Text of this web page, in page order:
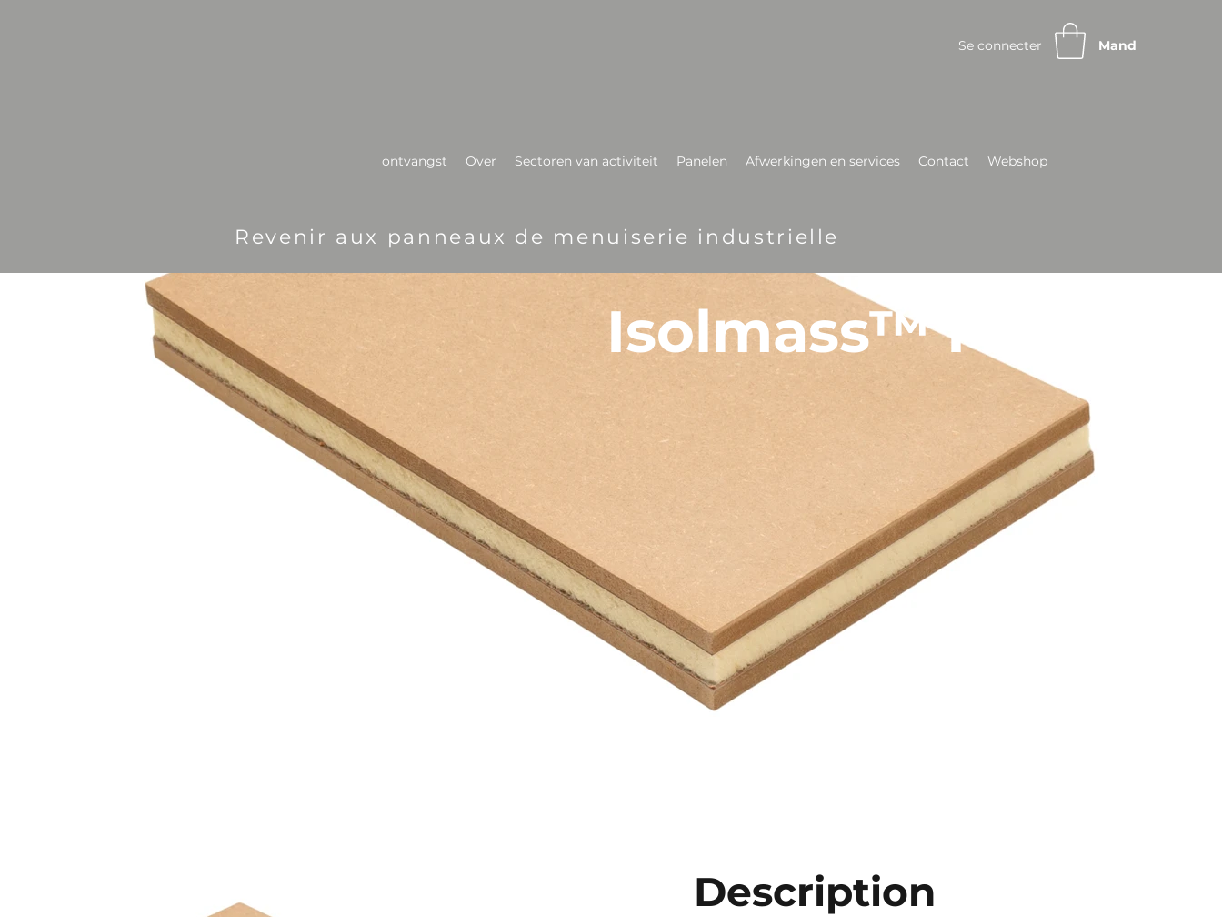
Se connecter Mand
ontvangst Over Sectoren van activiteit Panelen Afwerkingen en services Contact Webshop
Revenir aux panneaux de menuiserie industrielle
Isolmass™ PU
Description